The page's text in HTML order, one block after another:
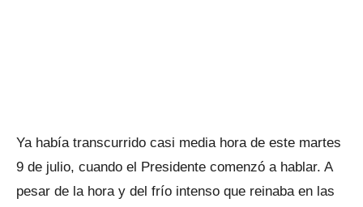
Ya había transcurrido casi media hora de este martes
9 de julio, cuando el Presidente comenzó a hablar. A
pesar de la hora y del frío intenso que reinaba en las